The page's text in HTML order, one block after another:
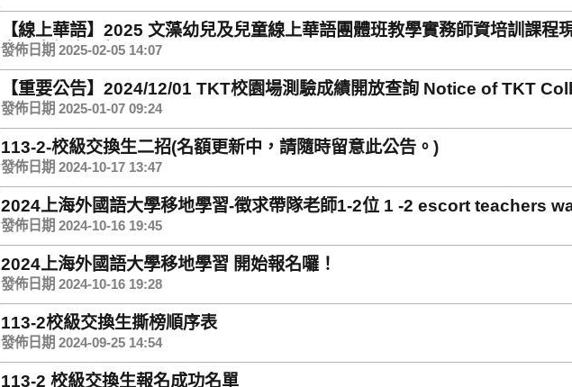
【線上華語】2025 文藻幼兒及兒童線上華語團體班教學實務師資培訓課程
享早鳥優惠現折2000元！)
發佈日期 2025-02-05 14:07
【重要公告】2024/12/01 TKT校園場測驗成績開放查詢 Notice of TKT
發佈日期 2025-01-07 09:24
113-2-校級交換生二招(名額更新中，請隨時留意此公告。)
發佈日期 2024-10-17 13:47
2024上海外國語大學移地學習-徵求帶隊老師1-2位 1 -2 escort teachers
發佈日期 2024-10-16 19:45
2024上海外國語大學移地學習 開始報名囉！
發佈日期 2024-10-16 19:28
113-2校級交換生撕榜順序表
發佈日期 2024-09-25 14:54
113-2 校級交換生報名成功名單